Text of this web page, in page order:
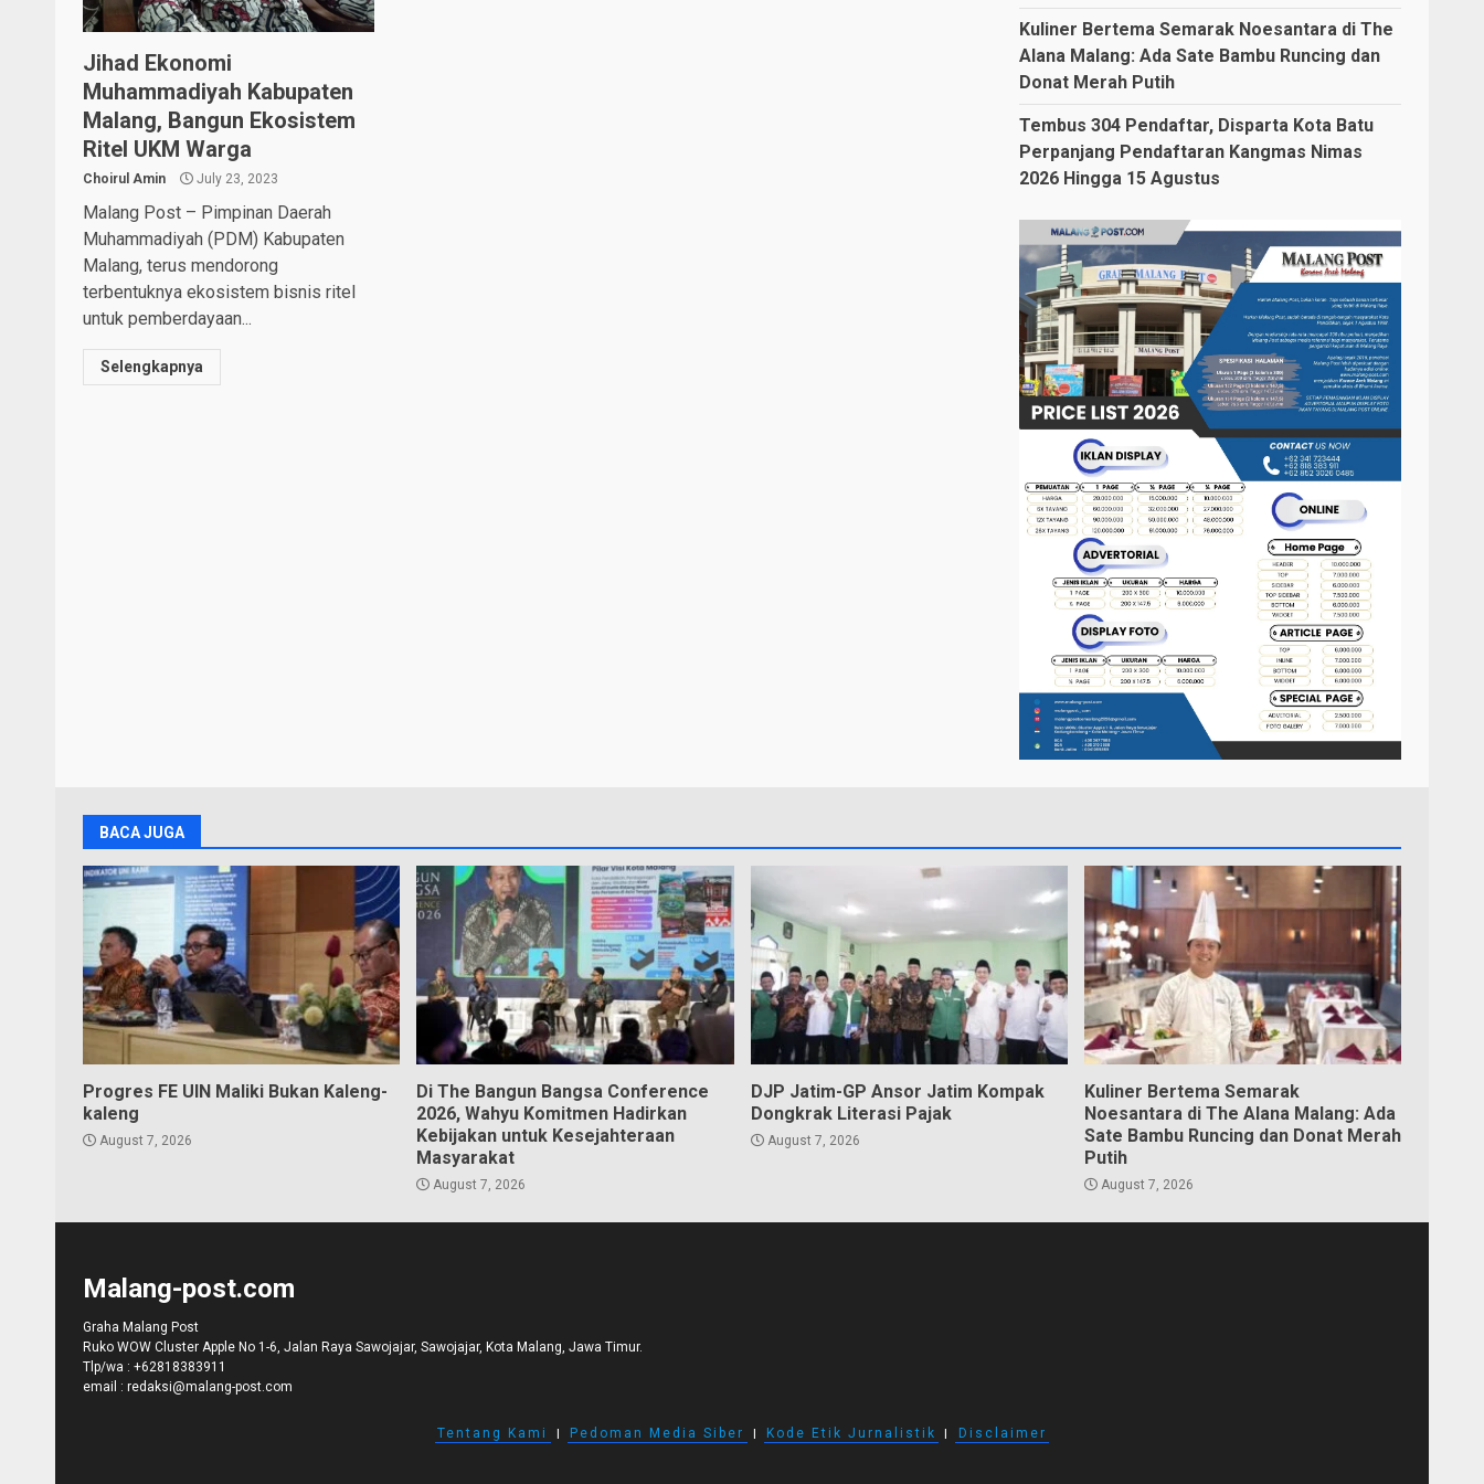
Jihad Ekonomi
Muhammadiyah Kabupaten
Malang, Bangun Ekosistem
Ritel UKM Warga
Choirul Amin July 23, 2023
Malang Post – Pimpinan Daerah
Muhammadiyah (PDM) Kabupaten
Malang, terus mendorong
terbentuknya ekosistem bisnis ritel
untuk pemberdayaan...
Selengkapnya
Kuliner Bertema Semarak Noesantara di The
Alana Malang: Ada Sate Bambu Runcing dan
Donat Merah Putih
Tembus 304 Pendaftar, Disparta Kota Batu
Perpanjang Pendaftaran Kangmas Nimas
2026 Hingga 15 Agustus
BACA JUGA
Progres FE UIN Maliki Bukan Kaleng-
kaleng
August 7, 2026
Di The Bangun Bangsa Conference
2026, Wahyu Komitmen Hadirkan
Kebijakan untuk Kesejahteraan
Masyarakat
August 7, 2026
DJP Jatim-GP Ansor Jatim Kompak
Dongkrak Literasi Pajak
August 7, 2026
Kuliner Bertema Semarak
Noesantara di The Alana Malang: Ada
Sate Bambu Runcing dan Donat Merah
Putih
August 7, 2026
Malang-post.com
Graha Malang Post
Ruko WOW Cluster Apple No 1-6, Jalan Raya Sawojajar, Sawojajar, Kota Malang, Jawa Timur.
Tlp/wa : +62818383911
email : redaksi@malang-post.com
Tentang Kami I Pedoman Media Siber I Kode Etik Jurnalistik I Disclaimer